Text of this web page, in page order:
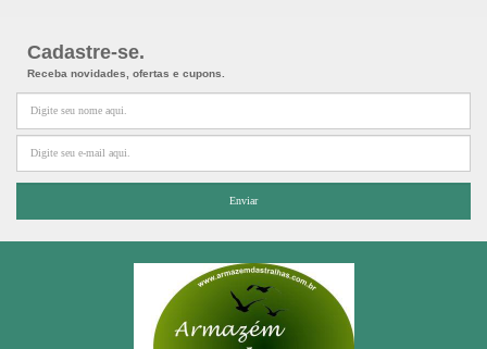
Cadastre-se.
Receba novidades, ofertas e cupons.